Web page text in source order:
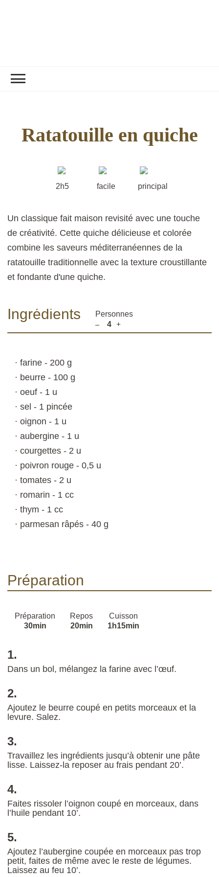
Ratatouille en quiche
2h5 facile principal
Un classique fait maison revisité avec une touche
de créativité. Cette quiche délicieuse et colorée
combine les saveurs méditerranéennes de la
ratatouille traditionnelle avec la texture croustillante
et fondante d'une quiche.
Ingrédients
Personnes
–
4 +
· farine - 200 g
· beurre - 100 g
· oeuf - 1 u
· sel - 1 pincée
· oignon - 1 u
· aubergine - 1 u
· courgettes - 2 u
· poivron rouge - 0,5 u
· tomates - 2 u
· romarin - 1 cc
· thym - 1 cc
· parmesan râpés - 40 g
Préparation
Préparation Repos
Cuisson
30min
20min 1h15min
1.
Dans un bol, mélangez la farine avec l’œuf.
2.
Ajoutez le beurre coupé en petits morceaux et la
levure. Salez.
3.
Travaillez les ingrédients jusqu’à obtenir une pâte
lisse. Laissez-la reposer au frais pendant 20’.
4.
Faites rissoler l’oignon coupé en morceaux, dans
l’huile pendant 10’.
5.
Ajoutez l’aubergine coupée en morceaux pas trop
petit, faites de même avec le reste de légumes.
Laissez au feu 10’.